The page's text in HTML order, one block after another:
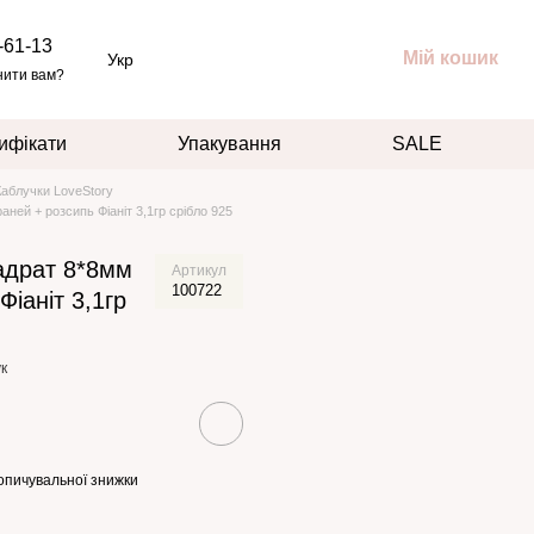
13
вам?
Укр Мій кошик
Упакування SALE
LoveStory
+ розсипь Фіаніт 3,1гр срібло 925
8*8мм
3,1гр
Артикул
100722
знижки